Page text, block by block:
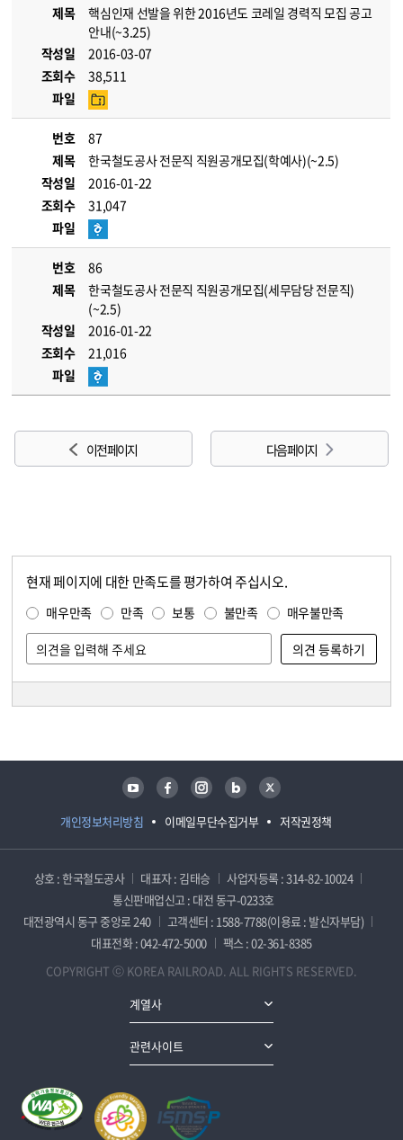
제목
핵심인재 선발을 위한 2016년도 코레일 경력직 모집 공고
안내(~3.25)
작성일
2016-03-07
조회수
38,511
파일
번호
87
제목
한국철도공사 전문직 직원공개모집(학예사)(~2.5)
작성일
2016-01-22
조회수
31,047
파일
번호
86
제목
한국철도공사 전문직 직원공개모집(세무담당 전문직)
(~2.5)
작성일
2016-01-22
조회수
21,016
파일
이전 페이지 다음 페이지
현재 페이지에 대한 만족도를 평가하여 주십시오.
매우만족 만족 보통 불만족 매우불만족
개인정보처리방침 이메일무단수집거부 저작권정책
유튜브 페이스북 인스타그램 블로그 트위터
상호 : 한국철도공사 대표자 : 김태승
사업자등록 : 314-82-10024
통신판매업신고 : 대전 동구-0233호
대전광역시 동구 중앙로 240
고객센터 : 1588-7788(이용료 : 발신자부담)
대표전화 : 042-472-5000
팩스 : 02-361-8385
COPYRIGHT ⓒ KOREA RAILROAD. ALL RIGHTS RESERVED.
계열사
관련사이트